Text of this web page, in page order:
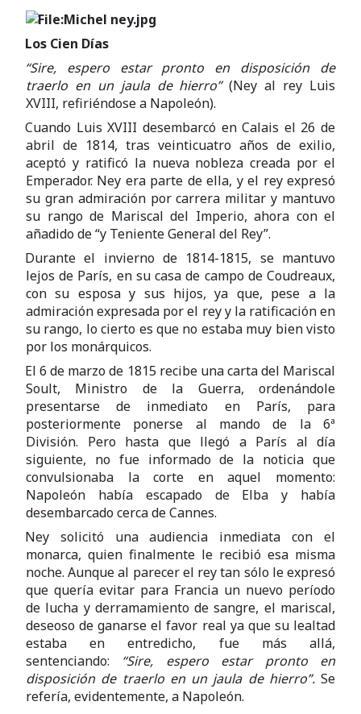
Los Cien Días
“Sire, espero estar pronto en disposición de
traerlo en un jaula de hierro”(Ney al rey Luis
XVIII, refiriéndose a Napoleón).
Cuando Luis XVIII desembarcó en Calais el 26 de
abril de 1814, tras veinticuatro años de exilio,
aceptó y ratificó la nueva nobleza creada por el
Emperador. Ney era parte de ella, y el rey expresó
su gran admiración por carrera militar y mantuvo
su rango de Mariscal del Imperio, ahora con el
añadido de “y Teniente General del Rey”.
Durante el invierno de 1814-1815, se mantuvo
lejos de París, en su casa de campo de Coudreaux,
con su esposa y sus hijos, ya que, pese a la
admiración expresada por el rey y la ratificación en
su rango, lo cierto es que no estaba muy bien visto
por los monárquicos.
El 6 de marzo de 1815 recibe una carta del Mariscal
Soult, Ministro de la Guerra, ordenándole
presentarse de inmediato en París, para
posteriormente ponerse al mando de la 6ª
División. Pero hasta que llegó a París al día
siguiente, no fue informado de la noticia que
convulsionaba la corte en aquel momento:
Napoleón había escapado de Elba y había
desembarcado cerca de Cannes.
Ney solicitó una audiencia inmediata con el
monarca, quien finalmente le recibió esa misma
noche. Aunque al parecer el rey tan sólo le expresó
que quería evitar para Francia un nuevo período
de lucha y derramamiento de sangre, el mariscal,
deseoso de ganarse el favor real ya que su lealtad
estaba en entredicho, fue más allá,
sentenciando: “Sire, espero estar
pronto en
disposición de traerlo en un jaula de hierro”.Se
refería, evidentemente, a Napoleón.